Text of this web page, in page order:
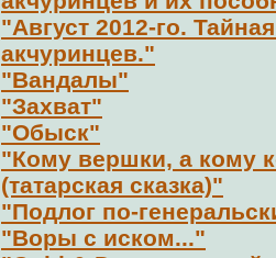
"Август 2012-го.
акчуринцев."
"Вандалы"
"Захват"
"Обыск"
"Кому вершки, а кому
(татарская сказка)"
"Подлог по-
"Воры с иском..."